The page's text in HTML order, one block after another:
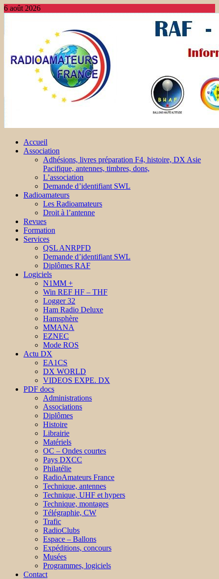
6 août 2026
Accueil
Association
Adhésions, livres préparation F4, histoire, DX Asie
Pacifique, antennes, timbres, dons,
L’association
Demande d’identifiant SWL
Radioamateurs
Les Radioamateurs
Droit à l’antenne
Revues
Formation
Services
QSL ANRPFD
Demande d’identifiant SWL
Diplômes RAF
Logiciels
N1MM +
Win REF HF – THF
Logger 32
Ham Radio Deluxe
Hamsphère
MMANA
EZNEC
Mode ROS
Actu DX
EA1CS
DX WORLD
VIDEOS EXPE. DX
PDF docs
Administrations
Associations
Diplômes
Histoire
Librairie
Matériels
OC – Ondes courtes
Pays DXCC
Philatélie
RadioAmateurs France
Technique, antennes
Technique, UHF et hypers
Technique, montages
Télégraphie, CW
Trafic
RadioClubs
Espace – Ballons
Expéditions, concours
Musées
Programmes, logiciels
Contact